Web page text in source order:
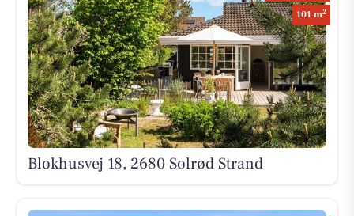
101 m2
Blokhusvej 18, 2680 Solrød Strand